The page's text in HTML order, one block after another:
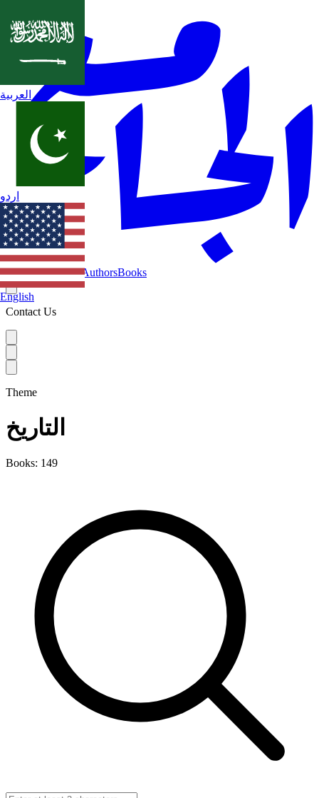
HomeCategoriesAuthorsBooks
Contact Us
العربية
اردو
English
Theme
التاريخ
Books: 149